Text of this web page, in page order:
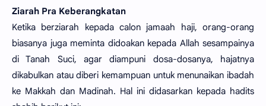
Ziarah Pra Keberangkatan
Ketika berziarah kepada calon jamaah haji, orang-orang
biasanya juga meminta didoakan kepada Allah sesampainya
di Tanah Suci, agar diampuni dosa-dosanya, hajatnya
dikabulkan atau diberi kemampuan untuk menunaikan ibadah
ke Makkah dan Madinah. Hal ini didasarkan kepada hadits